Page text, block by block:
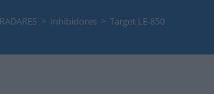
> Inhibidores > Target LE-850